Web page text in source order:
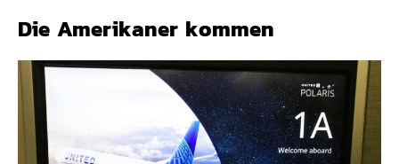
Die Amerikaner kommen